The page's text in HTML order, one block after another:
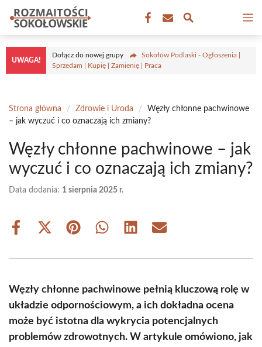
Przejdź
treści
UWAGA!
Dołącz do nowej grupy
Sokołów Podlaski - Ogłoszenia |
Sprzedam | Kupię | Zamienię | Praca
Strona główna / Zdrowie i Uroda /
Węzły chłonne pachwinowe
– jak wyczuć i co oznaczają ich zmiany?
Węzły chłonne pachwinowe – jak
wyczuć i co oznaczają ich zmiany?
Data dodania: 1 sierpnia 2025 r.
Share
Share
(Twitter)
Share Share Share Share
Węzły chłonne pachwinowe pełnią kluczową rolę w
układzie odpornościowym, a ich dokładna ocena
może być istotna dla wykrycia potencjalnych
problemów zdrowotnych. W artykule omówiono, jak